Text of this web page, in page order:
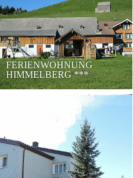
FERIENWOHNUNG
HIMMELBERG***